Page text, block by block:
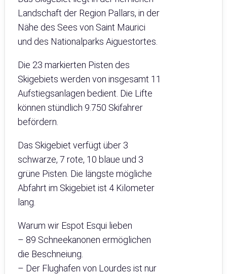
Landschaft der Region Pallars, in der
Nähe des Sees von Saint Maurici
und des Nationalparks Aiguestortes.
Die 23 markierten Pisten des
Skigebiets werden von insgesamt 11
Aufstiegsanlagen bedient. Die Lifte
können stündlich 9.750 Skifahrer
befördern.
Das Skigebiet verfügt über 3
schwarze, 7 rote, 10 blaue und 3
grüne Pisten. Die längste mögliche
Abfahrt im Skigebiet ist 4 Kilometer
lang.
Warum wir Espot Esqui lieben
– 89 Schneekanonen ermöglichen
die Beschneiung.
– Der Flughafen von Lourdes ist nur